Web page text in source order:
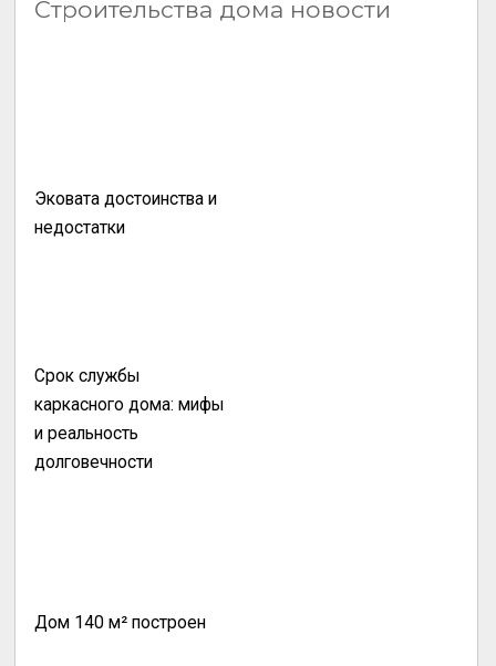
Строительства дома новости
Эковата достоинства и
недостатки
Срок службы
каркасного дома: мифы
и реальность
долговечности
Дом 140 м² построен